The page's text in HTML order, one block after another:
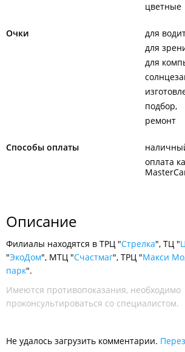
цветные
Очки
для
для
для
подбор
ремонт
Способы оплаты
оплата
Описание
Филиалы находятся в ТРЦ "Стрелка", ТЦ "
"ЭкоДом", МТЦ "Счастмаг", ТРЦ "Макси
парк".
Имеются противопоказания, необходимо
проконсультироваться со специалистом.
Не удалось загрузить комментарии.